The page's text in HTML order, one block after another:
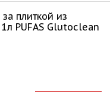
плиткой из
PUFAS Glutoclean